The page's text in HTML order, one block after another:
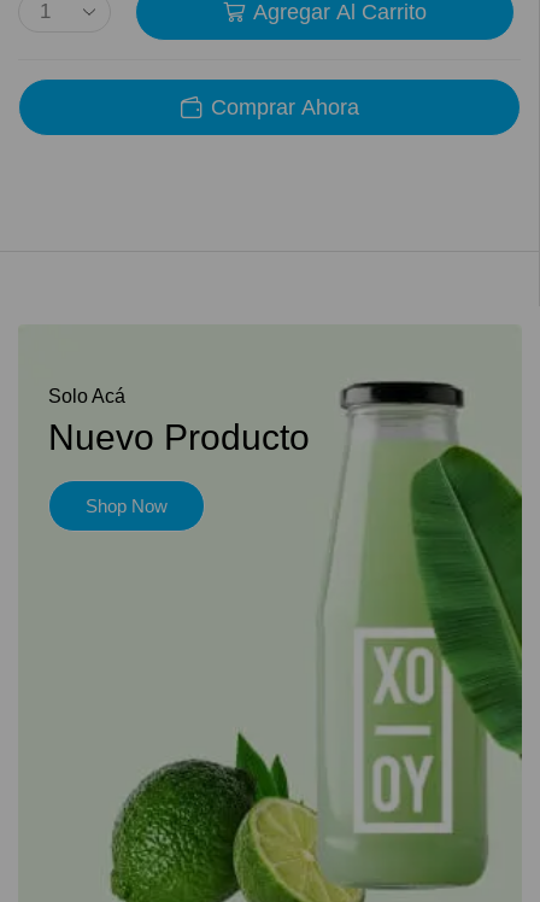
Agregar Al Carrito
Comprar Ahora
Solo Acá
Nuevo Producto
Shop Now